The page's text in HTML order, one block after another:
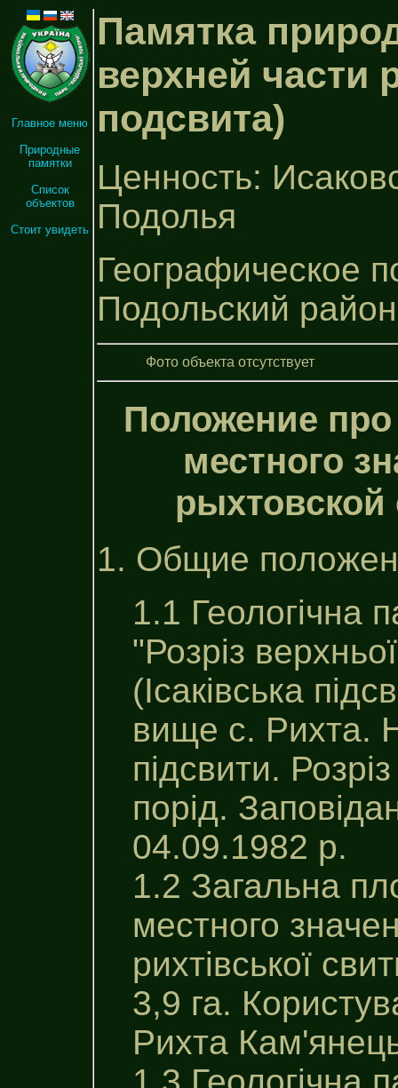
Главное меню
Природные
памятки
Список
объектов
Стоит увидеть
Памятка
верхней части
подсвита)
Ценность:
Подолья
Географическое
Подольский район
Фото объекта отсутствует
Положение
местного
рыхтовской
1. Общие
1.1 Геологічна
"Розріз
(Iсакiвська
вище с. Рихта.
пiдсвити.
порід.
04.09.1982 р.
1.2 Загальна
местного
рихтiвської
3,9 га.
Рихта